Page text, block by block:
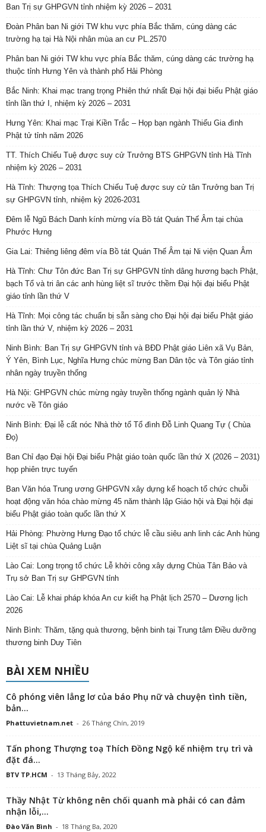
Ban Trị sự GHPGVN tỉnh nhiệm kỳ 2026 – 2031
Đoàn Phân ban Ni giới TW khu vực phía Bắc thăm, cúng dàng các
trường hạ tại Hà Nội nhân mùa an cư PL.2570
Phân ban Ni giới TW khu vực phía Bắc thăm, cúng dàng các trường hạ
thuộc tỉnh Hưng Yên và thành phố Hải Phòng
Bắc Ninh: Khai mạc trang trọng Phiên thứ nhất Đại hội đại biểu Phật giáo
tỉnh lần thứ I, nhiệm kỳ 2026 – 2031
Hưng Yên: Khai mạc Trại Kiền Trắc – Họp bạn ngành Thiếu Gia đình
Phật tử tỉnh năm 2026
TT. Thích Chiếu Tuệ được suy cử Trưởng BTS GHPGVN tỉnh Hà Tĩnh
nhiệm kỳ 2026 – 2031
Hà Tĩnh: Thượng tọa Thích Chiếu Tuệ được suy cử tân Trưởng ban Trị
sự GHPGVN tỉnh, nhiệm kỳ 2026-2031
Đêm lễ Ngũ Bách Danh kính mừng vía Bồ tát Quán Thế Âm tại chùa
Phước Hưng
Gia Lai: Thiêng liêng đêm vía Bồ tát Quán Thế Âm tại Ni viện Quan Âm
Hà Tĩnh: Chư Tôn đức Ban Trị sự GHPGVN tỉnh dâng hương bạch Phật,
bạch Tổ và tri ân các anh hùng liệt sĩ trước thềm Đại hội đại biểu Phật
giáo tỉnh lần thứ V
Hà Tĩnh: Mọi công tác chuẩn bị sẵn sàng cho Đại hội đại biểu Phật giáo
tỉnh lần thứ V, nhiệm kỳ 2026 – 2031
Ninh Bình: Ban Trị sự GHPGVN tỉnh và BĐD Phật giáo Liên xã Vụ Bản,
Ý Yên, Bình Lục, Nghĩa Hưng chúc mừng Ban Dân tộc và Tôn giáo tỉnh
nhân ngày truyền thống
Hà Nội: GHPGVN chúc mừng ngày truyền thống ngành quản lý Nhà
nước về Tôn giáo
Ninh Bình: Đại lễ cất nóc Nhà thờ tổ Tổ đình Đỗ Linh Quang Tự ( Chùa
Đọ)
Ban Chỉ đạo Đại hội Đại biểu Phật giáo toàn quốc lần thứ X (2026 – 2031)
họp phiên trực tuyến
Ban Văn hóa Trung ương GHPGVN xây dựng kế hoạch tổ chức chuỗi
hoạt động văn hóa chào mừng 45 năm thành lập Giáo hội và Đại hội đại
biểu Phật giáo toàn quốc lần thứ X
Hải Phòng: Phường Hưng Đạo tổ chức lễ cầu siêu anh linh các Anh hùng
Liệt sĩ tại chùa Quảng Luận
Lào Cai: Long trọng tổ chức Lễ khởi công xây dựng Chùa Tân Bảo và
Trụ sở Ban Trị sự GHPGVN tỉnh
Lào Cai: Lễ khai pháp khóa An cư kiết hạ Phật lịch 2570 – Dương lịch
2026
Ninh Bình: Thăm, tặng quà thương, bệnh binh tại Trung tâm Điều dưỡng
thương binh Duy Tiên
BÀI XEM NHIỀU
Cô phóng viên lẳng lơ của báo Phụ nữ và chuyện tình tiền,
bản...
Phattuvietnam.net - 26 Tháng Chín, 2019
Tấn phong Thượng toạ Thích Đồng Ngộ kế nhiệm trụ trì và
đặt đá...
BTV TP.HCM - 13 Tháng Bảy, 2022
Thầy Nhật Từ không nên chối quanh mà phải có can đảm
nhận lỗi,...
Đào Văn Bình - 18 Tháng Ba, 2020